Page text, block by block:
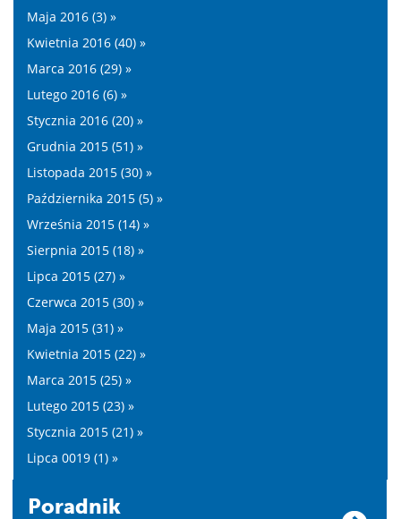
Maja 2016 (3) »
Kwietnia 2016 (40) »
Marca 2016 (29) »
Lutego 2016 (6) »
Stycznia 2016 (20) »
Grudnia 2015 (51) »
Listopada 2015 (30) »
Października 2015 (5) »
Września 2015 (14) »
Sierpnia 2015 (18) »
Lipca 2015 (27) »
Czerwca 2015 (30) »
Maja 2015 (31) »
Kwietnia 2015 (22) »
Marca 2015 (25) »
Lutego 2015 (23) »
Stycznia 2015 (21) »
Lipca 0019 (1) »
Poradnik